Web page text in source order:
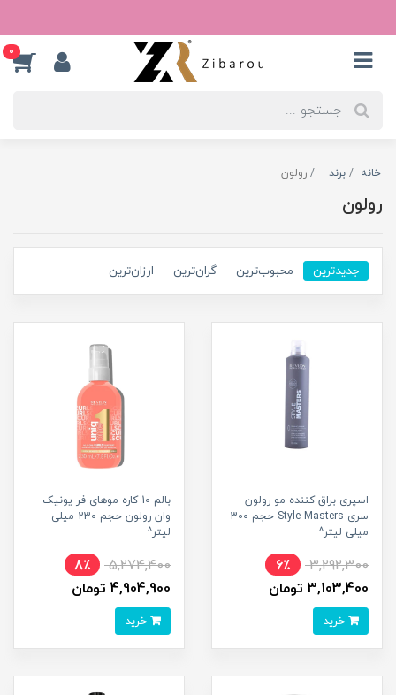
0
خانه برند رولون
رولون
جدیدترین محبوب‌ترین گران‌ترین ارزان‌ترین
اسپری براق کننده مو رولون
سری Style Masters حجم 300
میلی لیتر^
3,292,300
6٪
3,103,400 تومان
بالم 10 کاره موهای فر یونیک
وان رولون حجم 230 میلی
لیتر^
5,274,400
8٪
4,904,900 تومان